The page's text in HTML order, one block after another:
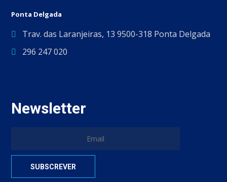
Ponta Delgada
Trav. das Laranjeiras, 13 9500-318 Ponta Delgada
296 247 020
Newsletter